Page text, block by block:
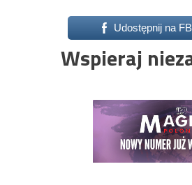
Udostępnij na FB
Wspieraj